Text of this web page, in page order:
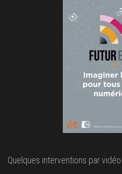
Quelques interventions par vidéo